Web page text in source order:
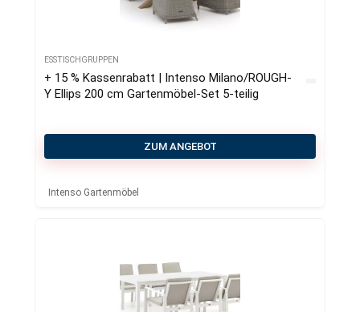
ESSTISCHGRUPPEN
+ 15 % Kassenrabatt | Intenso Milano/ROUGH-
Y Ellips 200 cm Gartenmӧbel-Set 5-teilig
ZUM ANGEBOT
Intenso Gartenmöbel